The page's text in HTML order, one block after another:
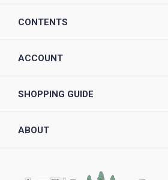
CONTENTS
ACCOUNT
SHOPPING GUIDE
ABOUT